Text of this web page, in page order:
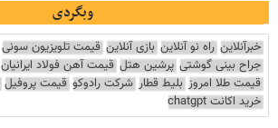
وبگردی
خبرآنلاین راه نو آنلاین بازی آنلاین قیمت تلویزیون سونی
جراح بینی گوشتی پرشین هتل قیمت آهن فولاد ایرانیان
قیمت طلا امروز بلیط قطار شرکت رادوکو قیمت پروفیل
خرید اکانت chatgpt